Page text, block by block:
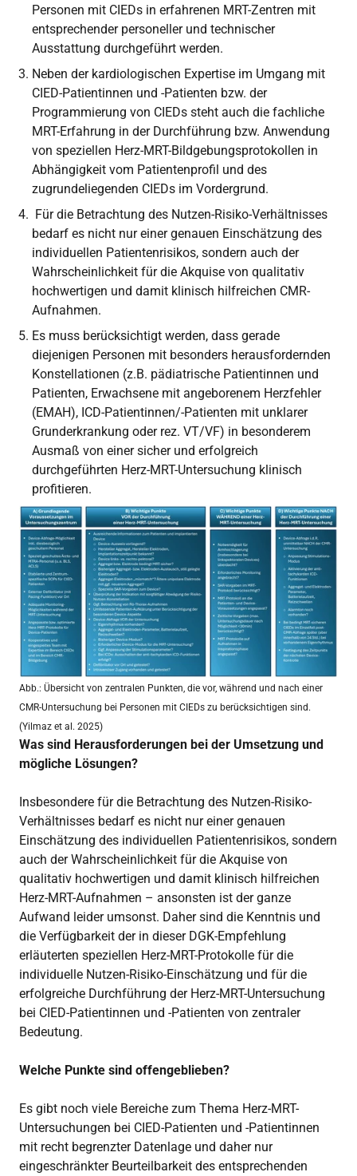
Personen mit CIEDs in erfahrenen MRT-Zentren mit
entsprechender personeller und technischer
Ausstattung durchgeführt werden.
Neben der kardiologischen Expertise im Umgang mit
CIED-Patientinnen und -Patienten bzw. der
Programmierung von CIEDs steht auch die fachliche
MRT-Erfahrung in der Durchführung bzw. Anwendung
von speziellen Herz-MRT-Bildgebungsprotokollen in
Abhängigkeit vom Patientenprofil und des
zugrundeliegenden CIEDs im Vordergrund.
Für die Betrachtung des Nutzen-Risiko-Verhältnisses
bedarf es nicht nur einer genauen Einschätzung des
individuellen Patientenrisikos, sondern auch der
Wahrscheinlichkeit für die Akquise von qualitativ
hochwertigen und damit klinisch hilfreichen CMR-
Aufnahmen.
Es muss berücksichtigt werden, dass gerade
diejenigen Personen mit besonders herausfordernden
Konstellationen (z.B. pädiatrische Patientinnen und
Patienten, Erwachsene mit angeborenem Herzfehler
(EMAH), ICD-Patientinnen/-Patienten mit unklarer
Grunderkrankung oder rez. VT/VF) in besonderem
Ausmaß von einer sicher und erfolgreich
durchgeführten Herz-MRT-Untersuchung klinisch
profitieren.
Abb.: Übersicht von zentralen Punkten, die vor, während und nach einer
CMR-Untersuchung bei Personen mit CIEDs zu berücksichtigen sind.
(Yilmaz et al. 2025)
Was sind Herausforderungen bei der Umsetzung und
mögliche Lösungen?
Insbesondere für die Betrachtung des Nutzen-Risiko-
Verhältnisses bedarf es nicht nur einer genauen
Einschätzung des individuellen Patientenrisikos, sondern
auch der Wahrscheinlichkeit für die Akquise von
qualitativ hochwertigen und damit klinisch hilfreichen
Herz-MRT-Aufnahmen – ansonsten ist der ganze
Aufwand leider umsonst. Daher sind die Kenntnis und
die Verfügbarkeit der in dieser DGK-Empfehlung
erläuterten speziellen Herz-MRT-Protokolle für die
individuelle Nutzen-Risiko-Einschätzung und für die
erfolgreiche Durchführung der Herz-MRT-Untersuchung
bei CIED-Patientinnen und -Patienten von zentraler
Bedeutung.
Welche Punkte sind offengeblieben?
Es gibt noch viele Bereiche zum Thema Herz-MRT-
Untersuchungen bei CIED-Patienten und -Patientinnen
mit recht begrenzter Datenlage und daher nur
eingeschränkter Beurteilbarkeit des entsprechenden